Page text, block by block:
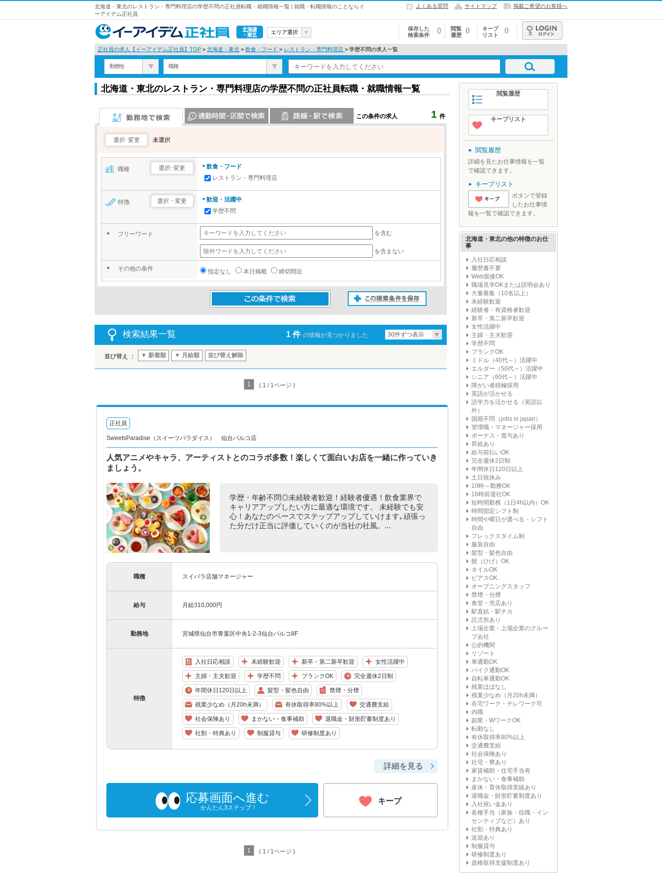
北海道・東北のレストラン・専門料理店の学歴不問の正社員転職・就職情報一覧 | 就職・転職情報のことならイ
ーアイデム正社員
よくある質問 サイトマップ 掲載ご希望のお客様へ
北海道・東
北
エリア選択
保存した
検索条件
0
閲覧
履歴
0
キープ
リスト
0
ログイン
正社員の求人【イーアイデム正社員】TOP > 北海道・東北 > 飲食・フード > レストラン・専門料理店 > 学歴不問の求人一覧
勤務地 職種
北海道・東北のレストラン・専門料理店の学歴不問の正社員転職・就職情報一覧
この条件の求人 1 件
選択･変更
未選択
職種 選択･変更
飲食・フード
レストラン・専門料理店
特徴 選択・変更
歓迎・活躍中
学歴不問
フリーワード を含む
を含まない
その他の条件 指定なし 本日掲載 締切間近
検索結果一覧 1 件 の情報が見つかりました 30件ずつ表示
並び替え ： ▼ 新着順 ▼ 月給順 並び替え解除
1 ( 1 / 1ページ )
正社員
SweetsParadise（スイーツパラダイス） 仙台パルコ店
人気アニメやキャラ、アーティストとのコラボ多数！楽しくて面白いお店を一緒に作っていき
ましょう。
学歴・年齢不問◎未経験者歓迎！経験者優遇！飲食業界で
キャリアアップしたい方に最適な環境です。 未経験でも安
心！あなたのペースでステップアップしていけます｡頑張っ
た分だけ正当に評価していくのが当社の社風。...
職種 スイパラ店舗マネージャー
給与 月給310,000円
勤務地 宮城県仙台市青葉区中央1-2-3仙台パルコ8F
特徴
入社日応相談 未経験歓迎 新卒・第二新卒歓迎 女性活躍中
主婦・主夫歓迎 学歴不問 ブランクOK 完全週休2日制
年間休日120日以上 髪型・髪色自由 禁煙・分煙
残業少なめ（月20h未満） 有休取得率80%以上 交通費支給
社会保険あり まかない・食事補助 退職金・財形貯蓄制度あり
社割・特典あり 制服貸与 研修制度あり
詳細を見る
応募画面へ進む
かんたん3ステップ！
キープ
1 ( 1 / 1ページ )
閲覧履歴
キープリスト
閲覧履歴
詳細を見たお仕事情報を一覧
で確認できます。
キープリスト
'とりあえずキ
ボタンで登録
したお仕事情
報を一覧で確認できます。
北海道・東北の他の特徴のお仕
事
入社日応相談
履歴書不要
Web面接OK
職場見学OKまたは説明会あり
大量募集（10名以上）
未経験歓迎
経験者・有資格者歓迎
新卒・第二新卒歓迎
女性活躍中
主婦・主夫歓迎
学歴不問
ブランクOK
ミドル（40代～）活躍中
エルダー（50代～）活躍中
シニア（60代～）活躍中
障がい者積極採用
英語が活かせる
語学力を活かせる（英語以
外）
国籍不問（jobs in japan）
管理職・マネージャー採用
ボーナス・賞与あり
昇給あり
給与前払いOK
完全週休2日制
年間休日120日以上
土日祝休み
10時～勤務OK
16時前退社OK
短時間勤務（1日4h以内）OK
時間固定シフト制
時間や曜日が選べる・シフト
自由
フレックスタイム制
服装自由
髪型・髪色自由
髭（ひげ）OK
ネイルOK
ピアスOK
オープニングスタッフ
禁煙・分煙
食堂・売店あり
駅直結・駅チカ
託児所あり
上場企業・上場企業のグルー
プ会社
公的機関
リゾート
車通勤OK
バイク通勤OK
自転車通勤OK
残業ほぼなし
残業少なめ（月20h未満）
在宅ワーク・テレワーク可
内職
副業・WワークOK
転勤なし
有休取得率80%以上
交通費支給
社会保険あり
社宅・寮あり
家賃補助・住宅手当有
まかない・食事補助
産休・育休取得実績あり
退職金・財形貯蓄制度あり
入社祝い金あり
各種手当（家族・役職・イン
センティブなど）あり
社割・特典あり
送迎あり
制服貸与
研修制度あり
資格取得支援制度あり